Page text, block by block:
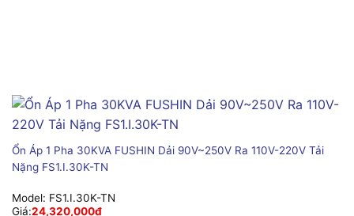
Ổn Áp 1 Pha 30KVA FUSHIN Dải 90V~250V Ra 110V-220V Tải
Nặng FS1.I.30K-TN
Model: FS1.I.30K-TN
Giá:24,320,000₫